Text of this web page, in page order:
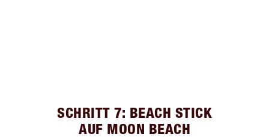
SCHRITT 7: BEACH STICK
AUF MOON BEACH